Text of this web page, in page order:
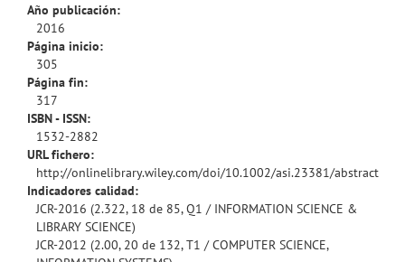
Año publicación:
2016
Página inicio:
305
Página fin:
317
ISBN - ISSN:
1532-2882
URL fichero:
http://onlinelibrary.wiley.com/doi/10.1002/asi.23381/abstract
Indicadores calidad:
JCR-2016 (2.322, 18 de 85, Q1 / INFORMATION SCIENCE &
LIBRARY SCIENCE)
JCR-2012 (2.00, 20 de 132, T1 / COMPUTER SCIENCE,